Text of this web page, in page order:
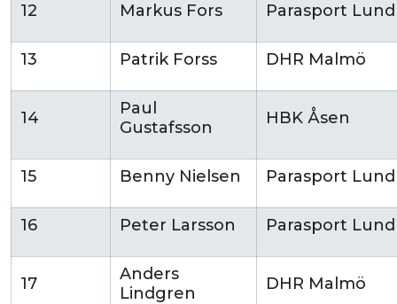
12 Markus Fors Parasport Lund
13 Patrik Forss DHR Malmö
14
Paul
Gustafsson
HBK Åsen
15 Benny Nielsen Parasport Lund
16 Peter Larsson Parasport Lund
17
Anders
Lindgren
DHR Malmö